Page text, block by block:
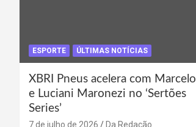
ESPORTE ÚLTIMAS NOTÍCIAS
XBRI Pneus acelera com Marcelo
e Luciani Maronezi no ‘Sertões
Series’
7 de julho de 2026 Da Redação